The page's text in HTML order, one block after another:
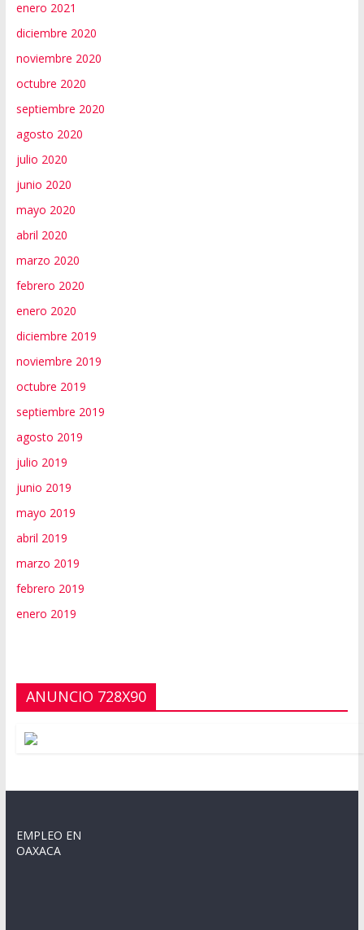
enero 2021
diciembre 2020
noviembre 2020
octubre 2020
septiembre 2020
agosto 2020
julio 2020
junio 2020
mayo 2020
abril 2020
marzo 2020
febrero 2020
enero 2020
diciembre 2019
noviembre 2019
octubre 2019
septiembre 2019
agosto 2019
julio 2019
junio 2019
mayo 2019
abril 2019
marzo 2019
febrero 2019
enero 2019
ANUNCIO 728X90
EMPLEO EN
OAXACA